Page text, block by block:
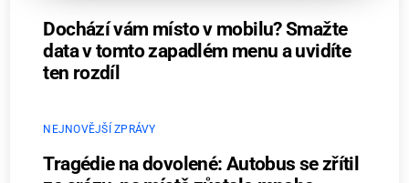
Dochází vám místo v mobilu? Smažte
data v tomto zapadlém menu a uvidíte
ten rozdíl
NEJNOVĚJŠÍ ZPRÁVY
Tragédie na dovolené: Autobus se zřítil